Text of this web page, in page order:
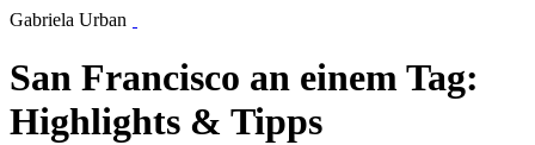
Gabriela Urban
San Francisco an einem Tag:
Highlights & Tipps